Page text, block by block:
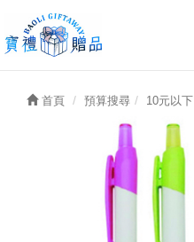
首頁 預算搜尋 10元以下